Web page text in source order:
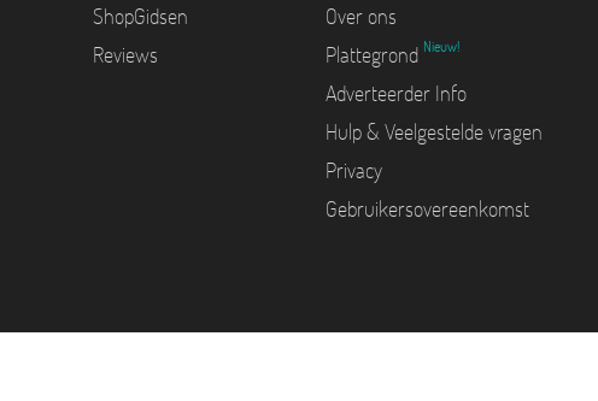
ShopGidsen
Reviews
Over ons
Plattegrond Nieuw!
Adverteerder Info
Hulp & Veelgestelde vragen
Privacy
Gebruikersovereenkomst